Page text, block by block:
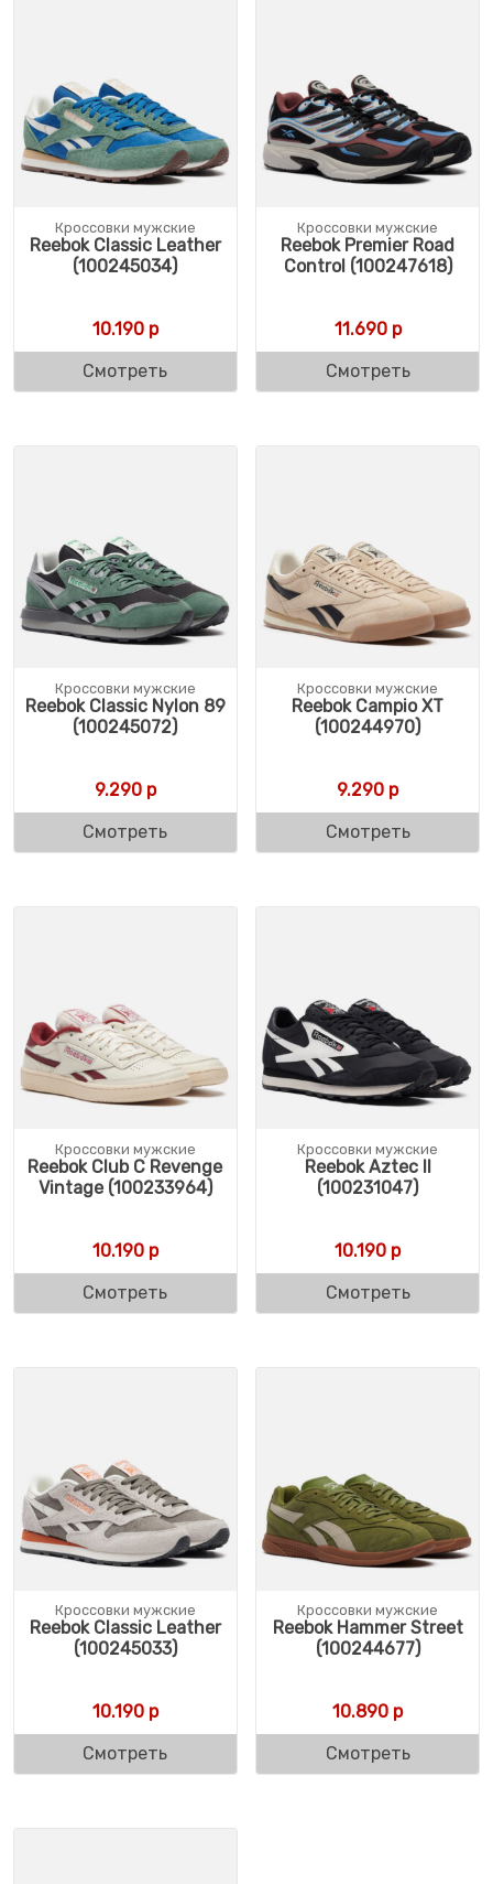
Кроссовки мужские
Reebok Classic Leather
(100245034)
10.190р
Смотреть
Кроссовки мужские
Reebok Premier Road
Control (100247618)
11.690р
Смотреть
Кроссовки мужские
Reebok Classic Nylon 89
(100245072)
9.290р
Смотреть
Кроссовки мужские
Reebok Campio XT
(100244970)
9.290 р
Смотреть
Кроссовки мужские
Reebok Club C Revenge
Vintage (100233964)
10.190р
Смотреть
Кроссовки мужские
Reebok Aztec II
(100231047)
10.190 р
Смотреть
Кроссовки мужские
Reebok Classic Leather
(100245033)
10.190р
Смотреть
Кроссовки мужские
Reebok Hammer Street
(100244677)
10.890 р
Смотреть